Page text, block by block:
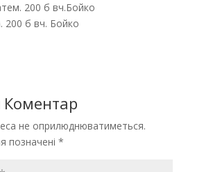
200 б вч.Бойко
200 б вч. Бойко
Коментар
не оприлюднюватиметься.
позначені *